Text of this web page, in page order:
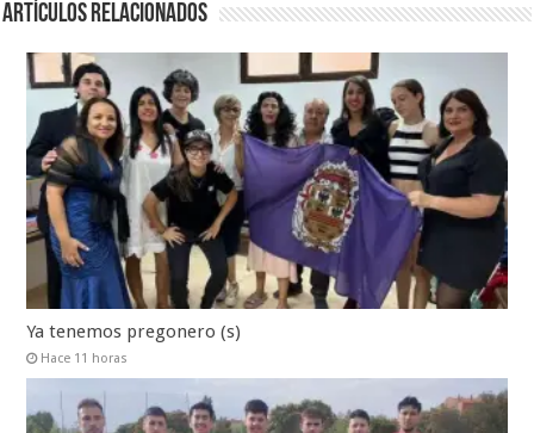
Artículos relacionados
Ya tenemos pregonero (s)
Hace 11 horas